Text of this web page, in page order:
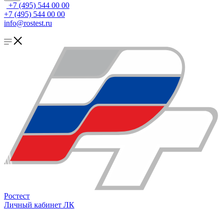
+7 (495) 544 00 00
+7 (495) 544 00 00
info@rostest.ru
Ростест
Личный кабинет ЛК